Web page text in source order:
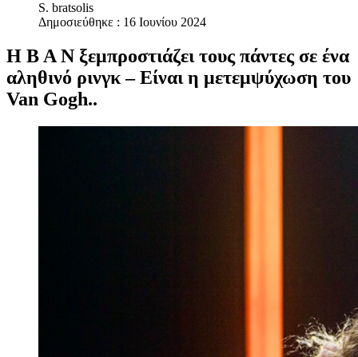
S. bratsolis
Δημοσιεύθηκε : 16 Ιουνίου 2024
Η Β Α Ν ξεμπροστιάζει τους πάντες σε ένα
αληθινό ρινγκ – Είναι η μετεμψύχωση του
Van Gogh..